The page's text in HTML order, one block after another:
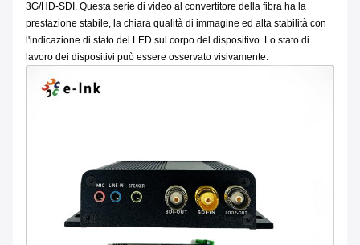
3G/HD-SDI. Questa serie di video al convertitore della fibra ha la
prestazione stabile, la chiara qualità di immagine ed alta stabilità con
l'indicazione di stato del LED sul corpo del dispositivo. Lo stato di
lavoro dei dispositivi può essere osservato visivamente.